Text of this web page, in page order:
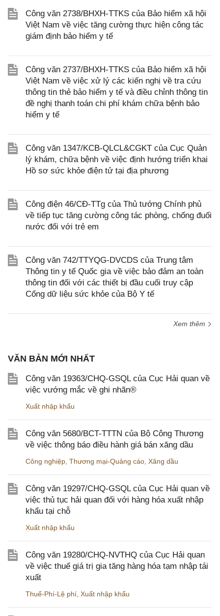
Công văn 2738/BHXH-TTKS của Bảo hiểm xã hội
Việt Nam về việc tăng cường thực hiện công tác
giám định bảo hiểm y tế
Công văn 2737/BHXH-TTKS của Bảo hiểm xã hội
Việt Nam về việc xử lý các kiến nghị về tra cứu
thông tin thẻ bảo hiểm y tế và điều chỉnh thông tin
đề nghị thanh toán chi phí khám chữa bệnh bảo
hiểm y tế
Công văn 1347/KCB-QLCL&CGKT của Cục Quản
lý khám, chữa bệnh về việc định hướng triển khai
Hồ sơ sức khỏe điện tử tại địa phương
Công điện 46/CĐ-TTg của Thủ tướng Chính phủ
về tiếp tục tăng cường công tác phòng, chống đuối
nước đối với trẻ em
Công văn 742/TTYQG-DVCDS của Trung tâm
Thông tin y tế Quốc gia về việc bảo đảm an toàn
thông tin đối với các thiết bị đầu cuối truy cập
Cổng dữ liệu sức khỏe của Bộ Y tế
Xem thêm
VĂN BẢN MỚI NHẤT
Công văn 19363/CHQ-GSQL của Cục Hải quan về
việc vướng mắc về ghi nhãn®
Xuất nhập khẩu
Công văn 5680/BCT-TTTN của Bộ Công Thương
về việc thông báo điều hành giá bán xăng dầu
Công nghiệp Thương mại-Quảng cáo Xăng dầu
Công văn 19297/CHQ-GSQL của Cục Hải quan về
việc thủ tục hải quan đối với hàng hóa xuất nhập
khẩu tại chỗ
Xuất nhập khẩu
Công văn 19280/CHQ-NVTHQ của Cục Hải quan
về việc thuế giá trị gia tăng hàng hóa tạm nhập tái
xuất
Thuế-Phí-Lệ phí Xuất nhập khẩu